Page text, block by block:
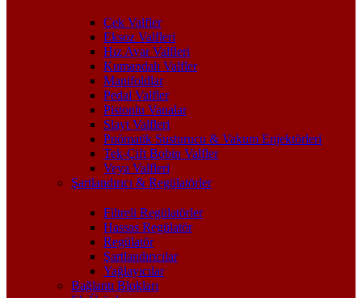
Çek Valfler
Eksoz Valfleri
Hız Ayar Valfleri
Kumandalı Valfler
Manifoldlar
Pedal Valfler
Pistonlu Vanalar
Slayt Valfleri
Pnömatik Susturucu & Vakum Enjektörleri
Tek-Çift Bobin Valfler
Veya Valfleri
Şartlandırıcı & Regülatörler
Filtreli Regülatörler
Hassas Regülatör
Regülatör
Şartlandırıcılar
Yağlayıcılar
Bağlantı Blokları